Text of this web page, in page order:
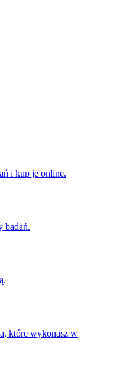
i kup je online.
badań.
które wykonasz w